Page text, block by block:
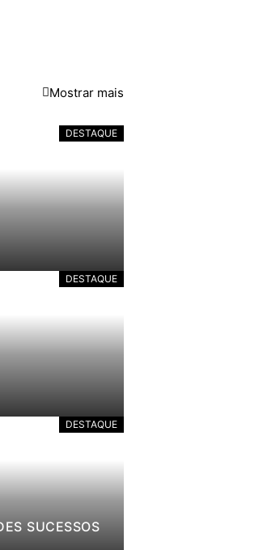
Mostrar mais
DESTAQUE
DESTAQUE
DESTAQUE
SUCESSOS